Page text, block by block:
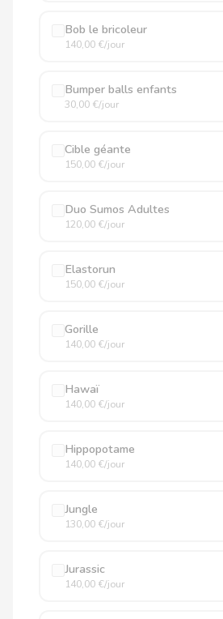
Bob le bricoleur
140,00 €/jour
Bumper balls enfants
30,00 €/jour
Cible géante
150,00 €/jour
Duo Sumos Adultes
120,00 €/jour
Elastorun
150,00 €/jour
Gorille
140,00 €/jour
Hawaï
140,00 €/jour
Hippopotame
140,00 €/jour
Jungle
130,00 €/jour
Jurassic
140,00 €/jour